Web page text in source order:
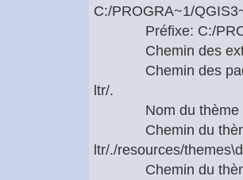
C:/PROGRA~1/
Préfixe: C:/
Chemin des
Chemin des
ltr/.
Nom du thème
Chemin du thème
ltr/./resources/
Chemin du thème